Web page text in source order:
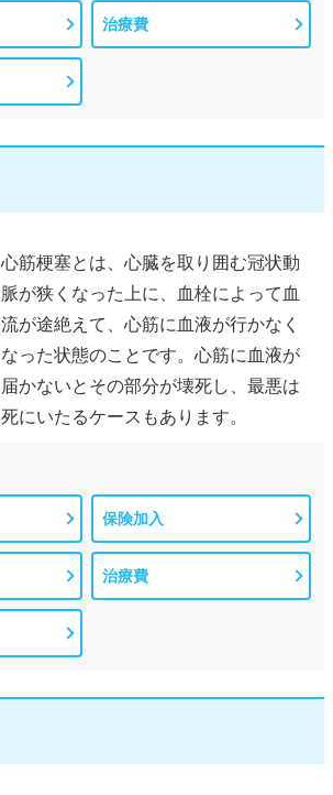
治療費
心筋梗塞とは、心臓を取り囲む冠状動
脈が狭くなった上に、血栓によって血
流が途絶えて、心筋に血液が行かなく
なった状態のことです。心筋に血液が
届かないとその部分が壊死し、最悪は
死にいたるケースもあります。
保険加入
治療費